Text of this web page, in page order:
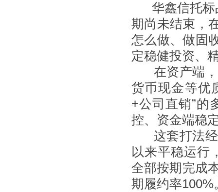
华鑫信托标
期尚未结束，
怎么做、做固
定稳健投资、
在资产端，
货币现金等优
+公司直销”的
控、资金端稳
这套打法经
以来平稳运行
全部按期完成
期履约率100%